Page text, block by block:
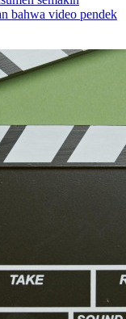
bahwa video pendek